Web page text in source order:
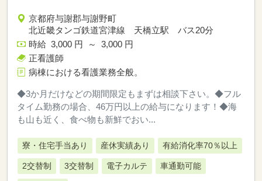
京都府与謝郡与謝野町
北近畿タンゴ鉄道宮津線 天橋立駅 バス20分
時給 3,000 円 ～ 3,000 円
正看護師
病棟における看護業務全般。
◆3か月だけなどの期間限定もまずは相談下さい。◆フル
タイム勤務の場合、46万円以上の給与になります！◆海
も山も近く、食べ物も新鮮でおい...
寮・住宅手当あり 産休実績あり 有給消化率70％以上
2交替制 3交替制 電子カルテ 車通勤可能